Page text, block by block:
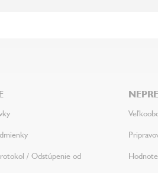
/ Odstúpenie od